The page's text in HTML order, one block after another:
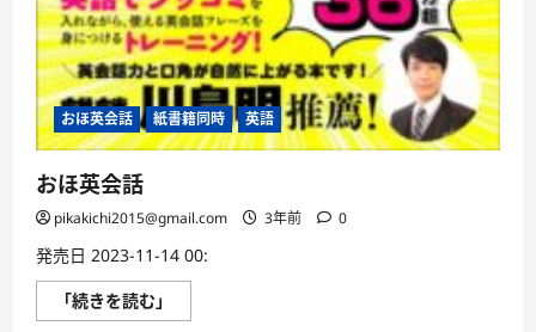
おほ英会話 紙書籍同時 英語
おほ英会話
pikakichi2015@gmail.com 3年前 0
発売日 2023-11-14 00:
「続きを読む」
ほ